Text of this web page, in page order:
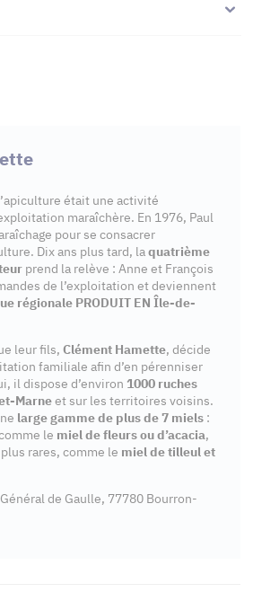
était une activité
maraîchère. En 1976, Paul
pour se consacrer
Dix ans plus tard, laquatrième
prend la relève : Anne et François
de l’exploitation et deviennent
régionale PRODUIT EN Île-de-
leur fils, Clément Hamette, décide
familiale afin d’en pérenniser
il dispose d’environ 1000 ruches
Marneet sur les territoires voisins.
large gamme de plus de 7 miels :
le miel de fleurs ou d’acacia,
rares, comme le miel de tilleul et
de Gaulle, 77780 Bourron-